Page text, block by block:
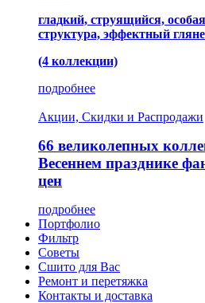
гладкий, струящийся,
структура, эффектный
(4 коллекции)
подробнее
Акции, Скидки и Распродажи
66 великолепных
Весеннем празднике
цен
подробнее
Портфолио
Фильтр
Советы
Сшито для Вас
Ремонт и перетяжка
Контакты и доставка